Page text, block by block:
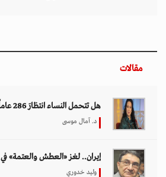
مقالات
هل تتحمل النساء انتظارَ 286 عاماً؟
د. آمال موسى
إيران.. لغز «العطش والعتمة» في
وليد خدوري